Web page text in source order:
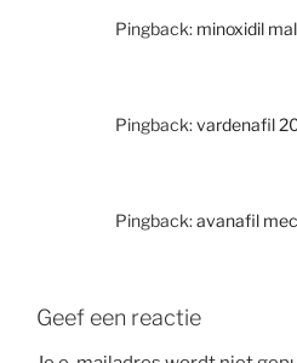
Pingback: minoxidil
Pingback:vardenafil
Pingback:avanafil
Geef een reactie